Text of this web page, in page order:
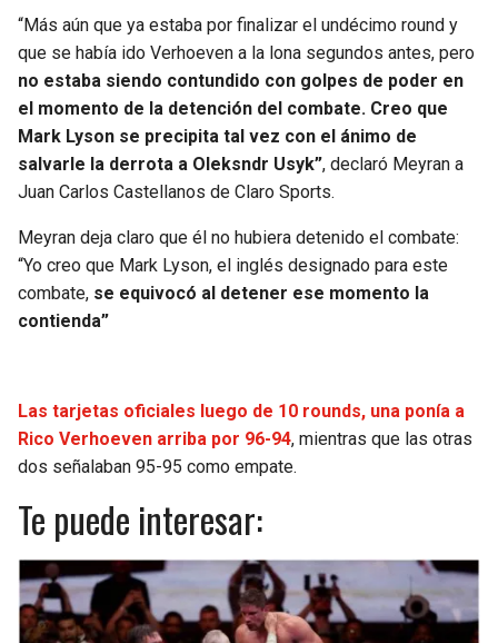
“Más aún que ya estaba por finalizar el undécimo round y
que se había ido Verhoeven a la lona segundos antes, pero
no estaba siendo contundido con golpes de poder en
el momento de la detención del combate. Creo que
Mark Lyson se precipita tal vez con el ánimo de
salvarle la derrota a Oleksndr Usyk”, declaró Meyran a
Juan Carlos Castellanos de Claro Sports.
Meyran deja claro que él no hubiera detenido el combate:
“Yo creo que Mark Lyson, el inglés designado para este
combate, se equivocó al detener ese momento la
contienda”
Las tarjetas oficiales luego de 10 rounds, una ponía a
Rico Verhoeven arriba por 96-94, mientras que las otras
dos señalaban 95-95 como empate.
Te puede interesar: